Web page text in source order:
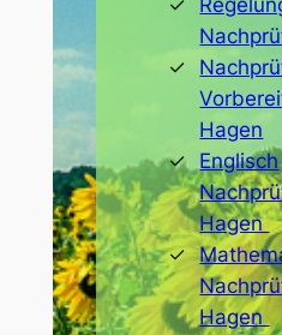
Hagen
Englisch
Hagen
Hagen